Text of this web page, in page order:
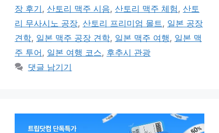
장 후기 , 산토리 맥주 시음, 산토리 맥주 체험, 산토
리 무사시노 공장, 산토리 프리미엄 몰트, 일본 공장
견학, 일본 맥주 공장 견학, 일본 맥주 여행, 일본 맥
주 투어 , 일본 여행 코스, 후추시 관광
댓글 남기기